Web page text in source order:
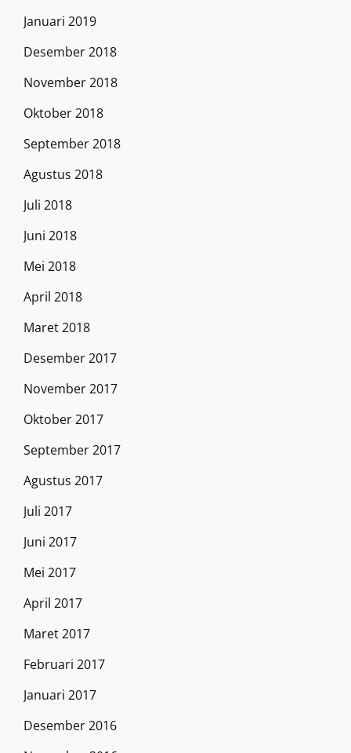
Januari 2019
Desember 2018
November 2018
Oktober 2018
September 2018
Agustus 2018
Juli 2018
Juni 2018
Mei 2018
April 2018
Maret 2018
Desember 2017
November 2017
Oktober 2017
September 2017
Agustus 2017
Juli 2017
Juni 2017
Mei 2017
April 2017
Maret 2017
Februari 2017
Januari 2017
Desember 2016